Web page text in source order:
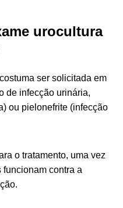
urocultura
ser solicitada em
de infecção urinária,
ou pielonefrite (infecção
o tratamento, uma vez
contra a